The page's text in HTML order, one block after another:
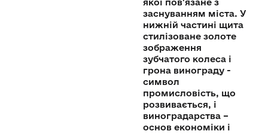
якої пов'язане з
заснуванням міста. У
нижній частині щита
стилізоване золоте
зображення
зубчатого колеса і
грона винограду -
символ
промисловість, що
розвивається, і
виноградарства –
основ економіки і